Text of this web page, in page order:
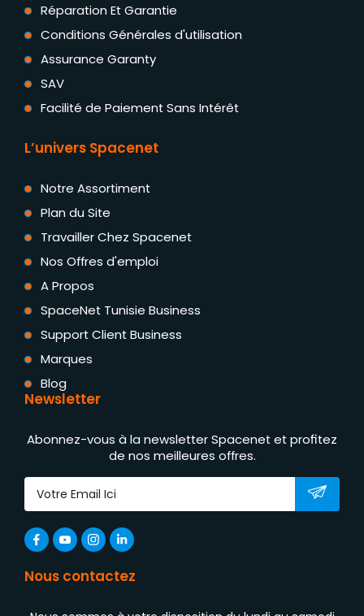
Réparation Et Garantie
Conditions Générales d'utilisation
Assurance Garanty
SAV
Facilité de Paiement Sans Intérêt
L’univers Spacenet
Notre Assortiment
Plan du Site
Travailler Chez Spacenet
Nos Offres d'emploi
A Propos
SpaceNet Tunisie Business
Support Client Business
Marques
Blog
Newsletter
Abonnez-vous à la newsletter Spacenet et profitez
de nos meilleures offres.
Nous contactez